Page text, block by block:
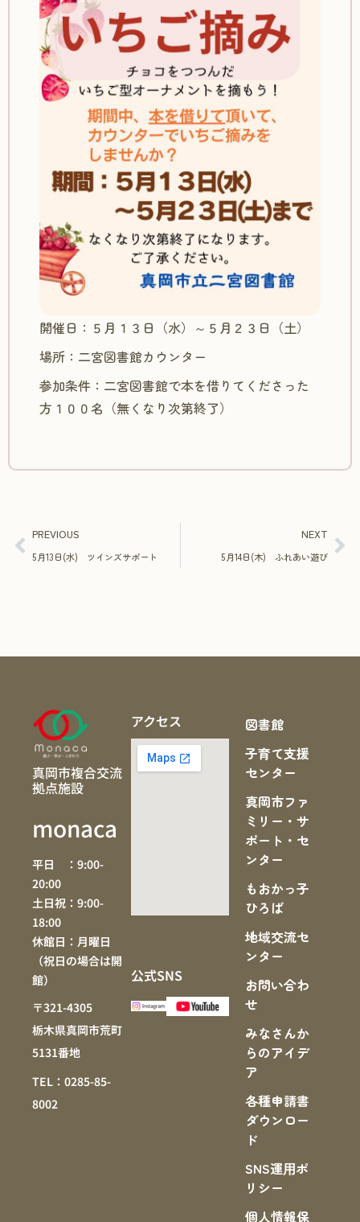
開催日：５月１３日（水）～５月２３日（土）
場所：二宮図書館カウンター
参加条件：二宮図書館で本を借りてくださった
方１００名（無くなり次第終了）
PREVIOUS
5月13日(水) ツインズサポート
NEXT
5月14日(木) ふれあい遊び
真岡市複合交流
拠点施設
monaca
平日 ：9:00-
20:00
土日祝：9:00-
18:00
休館日：月曜日
（祝日の場合は開
館）
〒321-4305
栃木県真岡市荒町
5131番地
TEL：0285-85-
8002
アクセス
公式SNS
図書館
子育て支援
センター
真岡市ファ
ミリー・サ
ポート・セ
ンター
もおかっ子
ひろば
地域交流セ
ンター
お問い合わ
せ
みなさんか
らのアイデ
ア
各種申請書
ダウンロー
ド
SNS運⽤ポ
リシー
個人情報保